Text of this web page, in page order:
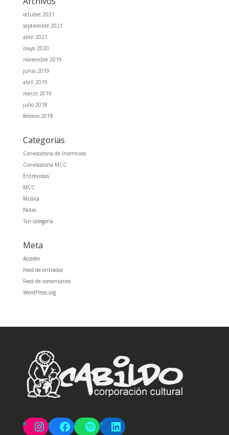
octubre 2021
septiembre 2021
abril 2021
mayo 2020
noviembre 2019
junio 2019
abril 2019
marzo 2019
julio 2018
febrero 2018
Categorías
Convocatoria de Incentivos
Convocatoria MCC
Entrevistas
MCC
Música
Notas
Sin categoría
Meta
Acceder
Feed de entradas
Feed de comentarios
WordPress.org
Instagram
FacebookSpotifyLinkedIn